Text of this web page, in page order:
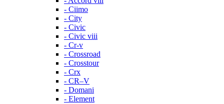
- Ciimo
- City
- Civic
- Civic viii
- Cr-v
- Crossroad
- Crosstour
- Crx
- CR–V
- Domani
- Element